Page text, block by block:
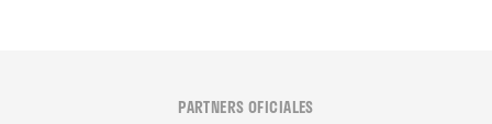
PARTNERS OFICIALES